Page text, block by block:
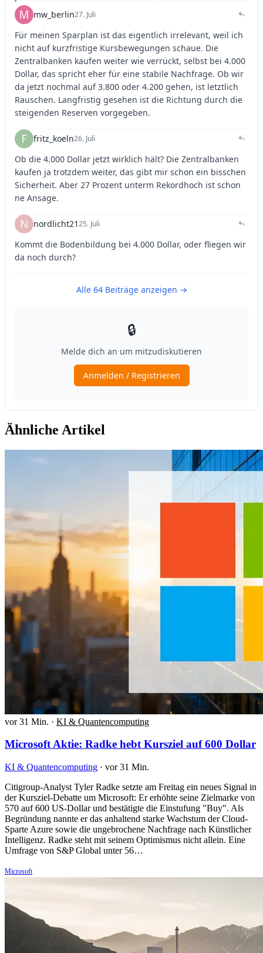
Ähnliche Artikel
vor 31 Min. · KI & Quantencomputing
Microsoft Aktie: Radke hebt Kursziel auf 600 Dollar
KI & Quantencomputing · vor 31 Min.
Citigroup-Analyst Tyler Radke setzte am Freitag ein neues Signal in
der Kursziel-Debatte um Microsoft: Er erhöhte seine Zielmarke von
570 auf 600 US-Dollar und bestätigte die Einstufung "Buy". Als
Begründung nannte er das anhaltend starke Wachstum der Cloud-
Sparte Azure sowie die ungebrochene Nachfrage nach Künstlicher
Intelligenz. Radke steht mit seinem Optimismus nicht allein. Eine
Umfrage von S&P Global unter 56…
Microsoft